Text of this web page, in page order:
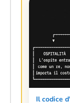
► Qualità,